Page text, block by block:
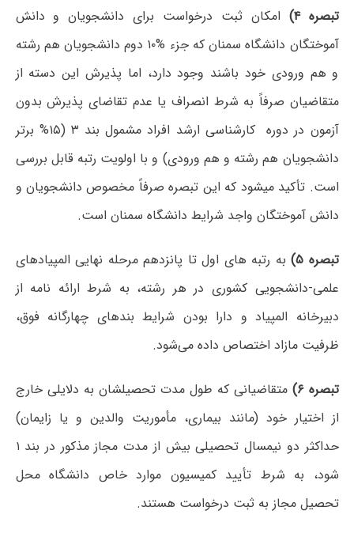
تبصره ۴)
امکان ثبت درخواست برای دانشجویان و دانش
آموختگان دانشگاه سمنان که جزء %۱۰ دوم دانشجویان هم رشته
و هم ورودی خود باشند وجود دارد، اما پذیرش این دسته از
متقاضیان صرفاً به شرط انصراف یا عدم تقاضای پذیرش بدون
آزمون در دوره کارشناسی ارشد افراد مشمول بند ۳ (۱۵% برتر
دانشجویان هم رشته و هم ورودی) و با اولویت رتبه قابل بررسی
است. تأکید میشود که این تبصره صرفاً مخصوص دانشجویان و
دانش آموختگان واجد شرایط دانشگاه سمنان است.
تبصره ۵)
به رتبه های اول تا پانزدهم مرحله نهایی المپیادهای
علمی-دانشجویی کشوری در هر رشته، به شرط ارائه نامه از
دبیرخانه المپیاد و دارا بودن شرایط بندهای چهارگانه فوق،
ظرفیت مازاد اختصاص داده می‌شود.
تبصره ۶)
متقاضیانی که طول مدت تحصیلشان به دلایلی خارج
از اختیار خود (مانند بیماری، مأموریت والدین و یا زایمان)
حداکثر دو نیمسال تحصیلی بیش از مدت مجاز مذکور در بند ۱
شود، به شرط تأیید کمیسیون موارد خاص دانشگاه محل
تحصیل مجاز به ثبت درخواست هستند.